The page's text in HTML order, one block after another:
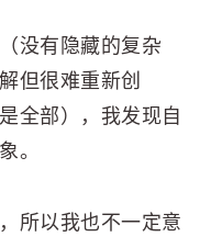
没有隐藏的复杂
但很难重新创
全部），我发现自
。
所以我也不一定意